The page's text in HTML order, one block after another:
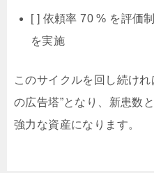
[ ] 依頼率 70 % を評価
を実施
このサイクルを回し続け
の広告塔”となり、新患数
強力な資産になります。